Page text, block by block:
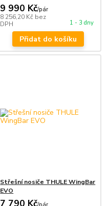
9 990 Kč/pár
8 256,20 Kč bez
DPH
1 - 3 dny
Přidat do košíku
Střešní nosiče THULE WingBar
EVO
7 790 Kč